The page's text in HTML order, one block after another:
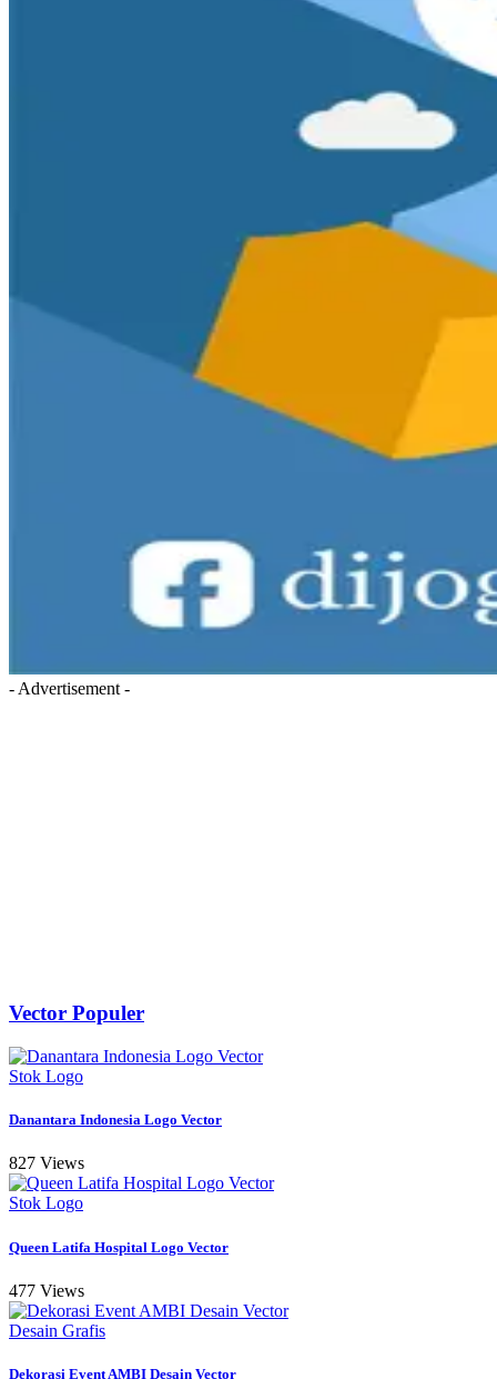
- Advertisement -
Vector Populer
Stok Logo
Danantara Indonesia Logo Vector
827 Views
Stok Logo
Queen Latifa Hospital Logo Vector
477 Views
Desain Grafis
Dekorasi Event AMBI Desain Vector